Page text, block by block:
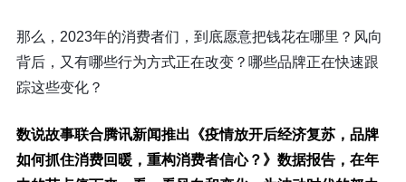
那么，2023年的消费者们，到底愿意把钱花在哪里？风向
背后，又有哪些行为方式正在改变？哪些品牌正在快速跟
踪这些变化？
数说故事联合腾讯新闻推出 《疫情放开后经济复苏，品牌
如何抓住消费回暖，重构消费者信心？》 数据报告，在年